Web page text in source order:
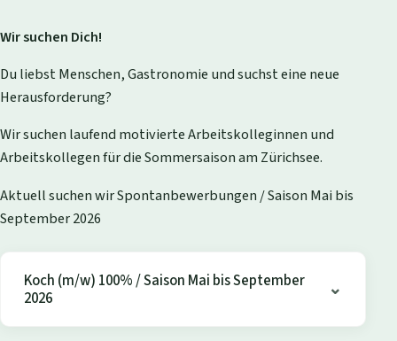
Wir suchen Dich!
Du liebst Menschen, Gastronomie und suchst eine neue
Herausforderung?
Wir suchen laufend motivierte Arbeitskolleginnen und
Arbeitskollegen für die Sommersaison am Zürichsee.
Aktuell suchen wir Spontanbewerbungen / Saison Mai bis
September 2026
Koch (m/w) 100% / Saison Mai bis September
2026